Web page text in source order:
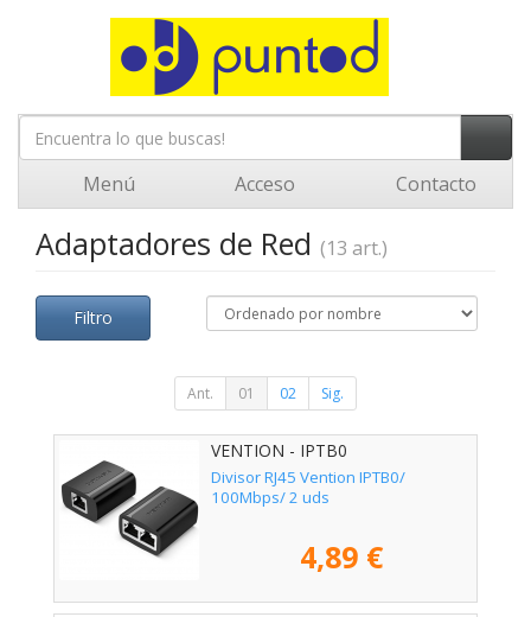
Menú Acceso Contacto
Adaptadores de Red (13 art.)
Filtro
Ant. 01 02 Sig.
VENTION - IPTB0
Divisor RJ45 Vention IPTB0/
100Mbps/ 2 uds
4,89 €